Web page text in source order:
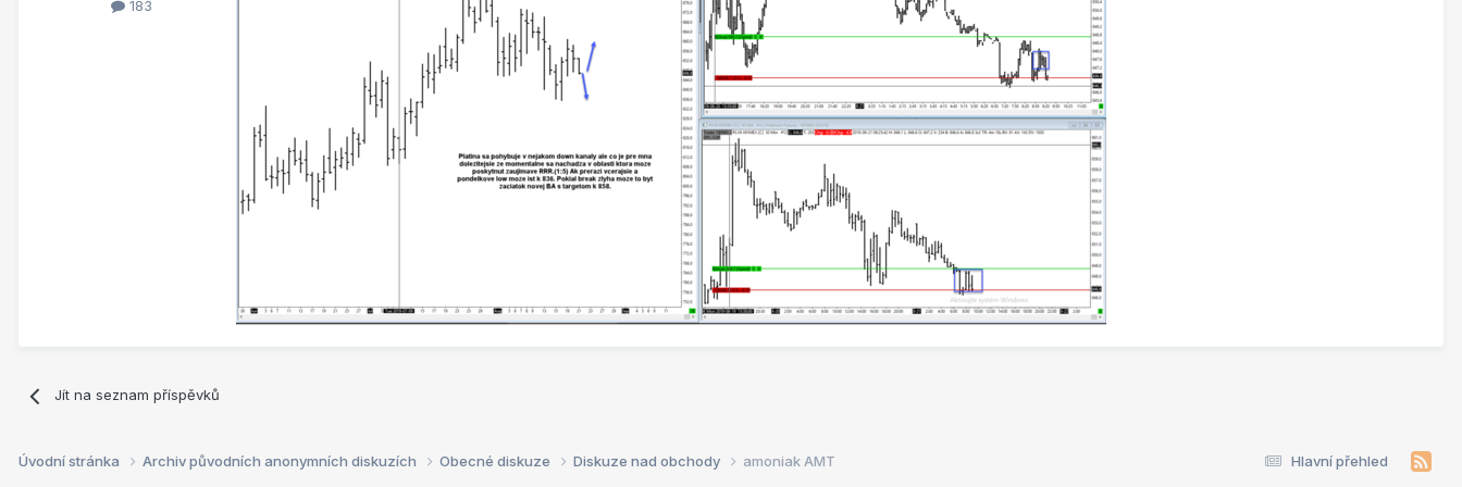
183
Jít na seznam příspěvků
Hlavní přehled
Úvodní stránka Archiv původních anonymních diskuzích Obecné diskuze Diskuze nad obchody amoniak AMT